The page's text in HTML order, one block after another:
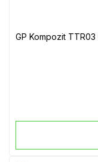
GP Kompozit